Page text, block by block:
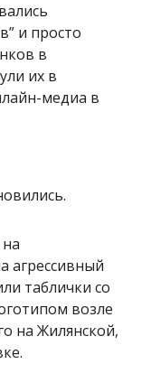
и просто
в
их в
медиа в
агрессивный
таблички со
возле
на Жилянской,